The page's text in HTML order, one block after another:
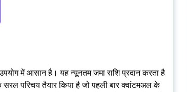
में आसान है। यह न्यूनतम जमा राशि प्रदान करता है
परिचय तैयार किया है जो पहली बार क्वांटमअल के